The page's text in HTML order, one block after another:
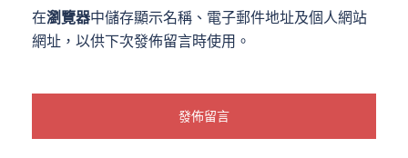
在瀏覽器中儲存顯示名稱、電子郵件地址及個人網站
網址，以供下次發佈留言時使用。